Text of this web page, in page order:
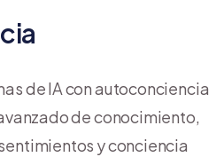
de IA con autoconciencia
de conocimiento,
y conciencia